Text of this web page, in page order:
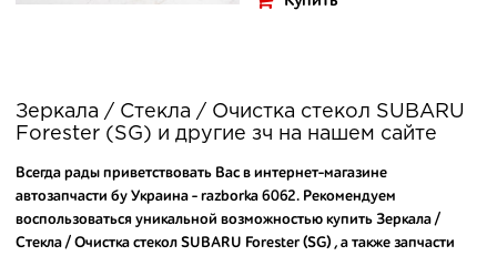
Зеркала / Стекла / Очистка стекол SUBARU
Forester (SG) и другие зч на нашем сайте
Всегда рады приветствовать Вас в интернет-магазине
автозапчасти бу Украина - razborka 6062. Рекомендуем
воспользоваться уникальной возможностью купить Зеркала /
Стекла / Очистка стекол SUBARU Forester (SG) , а также запчасти